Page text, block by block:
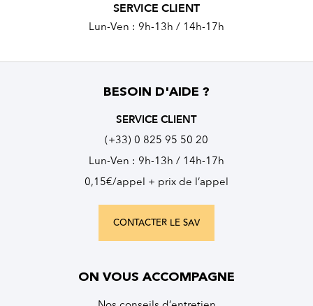
SERVICE CLIENT
Lun-Ven : 9h-13h / 14h-17h
BESOIN D'AIDE ?
SERVICE CLIENT
(+33) 0 825 95 50 20
Lun-Ven : 9h-13h / 14h-17h
0,15€/appel + prix de l’appel
CONTACTER LE SAV
ON VOUS ACCOMPAGNE